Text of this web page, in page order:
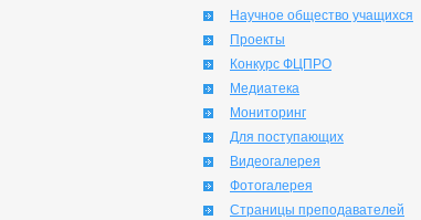
Научное общество учащихся
Проекты
Конкурс ФЦПРО
Медиатека
Мониторинг
Для поступающих
Видеогалерея
Фотогалерея
Страницы преподавателей